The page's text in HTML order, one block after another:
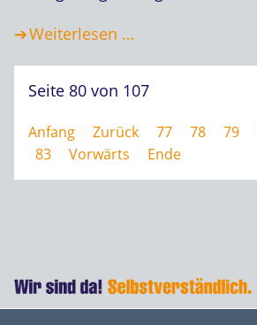
Weiterlesen …
Seite 80 von 107
Anfang Zurück 77 78 79
83
Vorwärts Ende